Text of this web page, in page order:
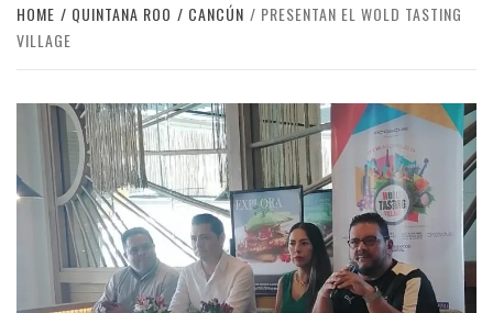
HOME QUINTANA ROO CANCÚN
PRESENTAN EL WOLD TASTING
VILLAGE